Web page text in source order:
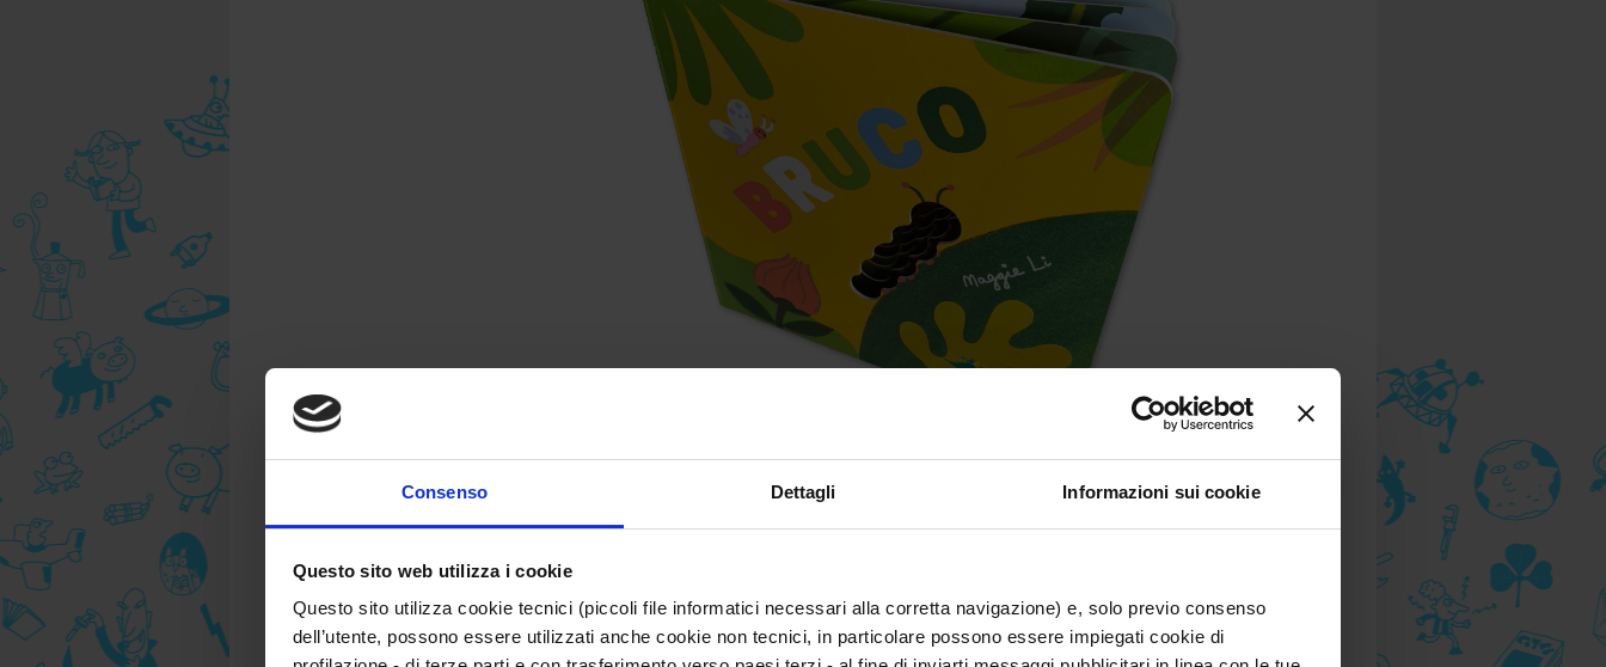
Consenso Dettagli Informazioni sui cookie
Questo sito web utilizza i cookie
Questo sito utilizza cookie tecnici (piccoli file informatici necessari alla corretta navigazione) e, solo previo consenso
dell’utente, possono essere utilizzati anche cookie non tecnici, in particolare possono essere impiegati cookie di